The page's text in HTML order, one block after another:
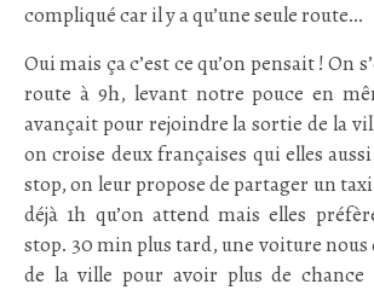
compliqué car il y a qu’une seule route…
Oui mais ça c’est ce qu’on pensait ! On
route à 9h, levant notre pouce en
avançait pour rejoindre la sortie de la
on croise deux françaises qui elles
stop, on leur propose de partager un
déjà 1h qu’on attend mais elles
stop. 30 min plus tard, une voiture nous
de la ville pour avoir plus de